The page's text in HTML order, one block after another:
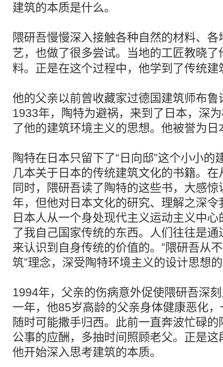
建筑的本质是什么。
隈研吾慢慢深入接触各种自然的材料、各
艺，也做了很多尝试。当地的工匠教晓了
料。正是在这个过程中，他学到了传统建
他的父亲以前曾收藏家过德国建筑师布鲁
1933年，陶特为避祸，来到了日本，深
了他的建筑环境主义的思想。他被誉为
陶特在日本只留下了“日向邸”这个小小的
几本关于日本的传统建筑文化的书籍。
同时，隈研吾读了陶特的这些书，大感惊
年，但他对日本文化的研究、理解之深
日本人从一个身处现代主义运动主义中
了我自己国家传统的东西。人们往往是
来认识到自身传统的价值的。”隈研吾从
筑”理念，深受陶特环境主义的设计思想
1994年，父亲的伤病意外促使隈研吾深
一年，他85岁高龄的父亲身体健康恶化
随时可能撒手归西。此前一直奔波忙碌
公事的应酬，多抽时间照顾老父。正是
他开始深入思考建筑的本质。